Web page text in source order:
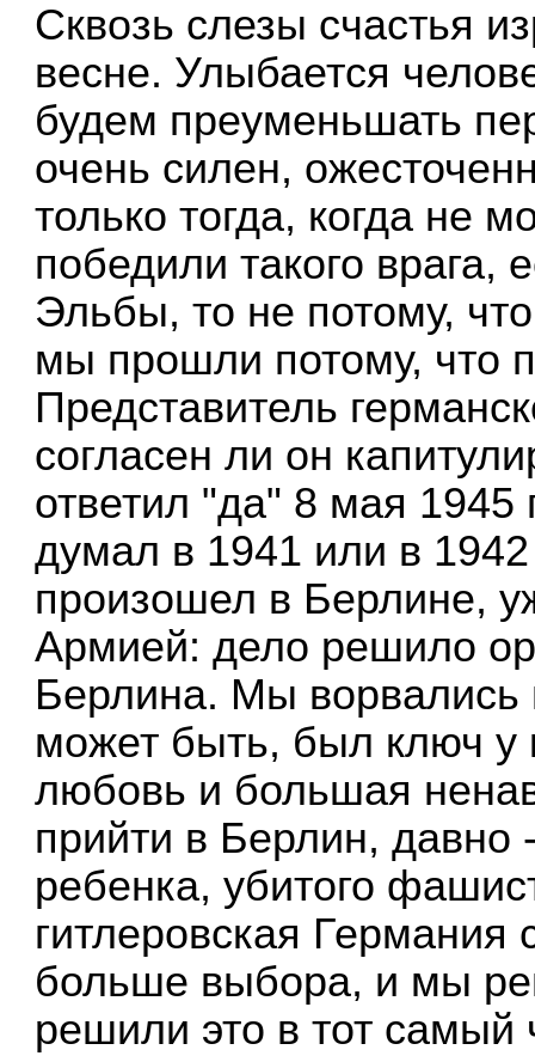
Сквозь слезы счастья
весне. Улыбается
будем преуменьшать
очень силен,
только тогда, когда не
победили такого врага,
Эльбы, то не потому,
мы прошли потому, что
Представитель
согласен ли он
ответил "да" 8 мая 1945
думал в 1941 или в
произошел в Берлине,
Армией: дело решило
Берлина. Мы ворвались
может быть, был ключ у
любовь и большая
прийти в Берлин, давно
ребенка, убитого
гитлеровская Германия
больше выбора, и мы
решили это в тот самый